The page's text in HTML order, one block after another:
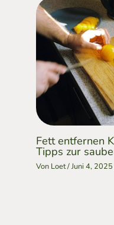
Fett entfernen
Tipps zur
Von Loet/Juni 4,